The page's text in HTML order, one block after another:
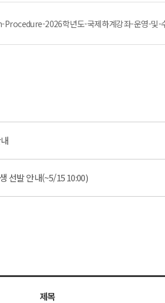
2026학년도-국제하계강좌-운영-및-
선발 안내(~5/15 10:00)
제목